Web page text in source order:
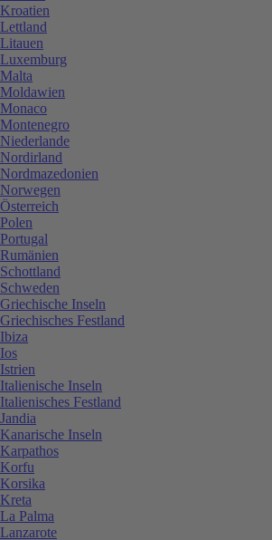
Kroatien
Lettland
Litauen
Luxemburg
Malta
Moldawien
Monaco
Montenegro
Niederlande
Nordirland
Nordmazedonien
Norwegen
Österreich
Polen
Portugal
Rumänien
Schottland
Schweden
Griechische Inseln
Griechisches Festland
Ibiza
Ios
Istrien
Italienische Inseln
Italienisches Festland
Jandia
Kanarische Inseln
Karpathos
Korfu
Korsika
Kreta
La Palma
Lanzarote